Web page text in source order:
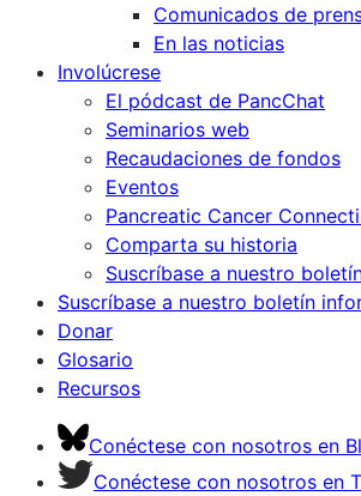
Comunicados de
En las noticias
Involúcrese
El pódcast de PancChat
Seminarios web
Recaudaciones de fondos
Eventos
Pancreatic Cancer
Comparta su historia
Suscríbase a nuestro
Suscríbase a nuestro boletín
Donar
Glosario
Recursos
Conéctese con nosotros en
Conéctese con nosotros en